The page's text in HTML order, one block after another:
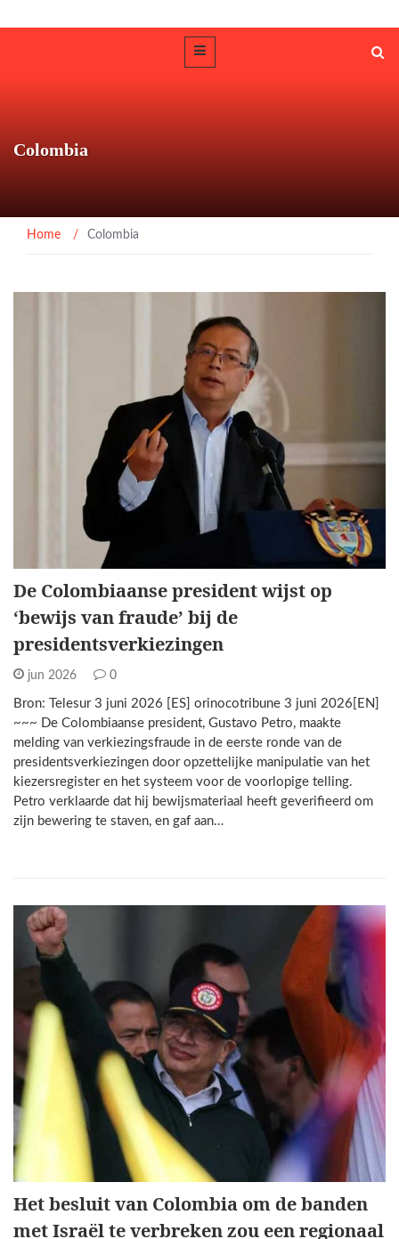
Colombia
Home / Colombia
De Colombiaanse president wijst op
‘bewijs van fraude’ bij de
presidentsverkiezingen
jun 2026 0
Bron: Telesur 3 juni 2026 [ES] orinocotribune 3 juni 2026[EN]
~~~ De Colombiaanse president, Gustavo Petro, maakte
melding van verkiezingsfraude in de eerste ronde van de
presidentsverkiezingen door opzettelijke manipulatie van het
kiezersregister en het systeem voor de voorlopige telling.
Petro verklaarde dat hij bewijsmateriaal heeft geverifieerd om
zijn bewering te staven, en gaf aan…
Het besluit van Colombia om de banden
met Israël te verbreken zou een regionaal